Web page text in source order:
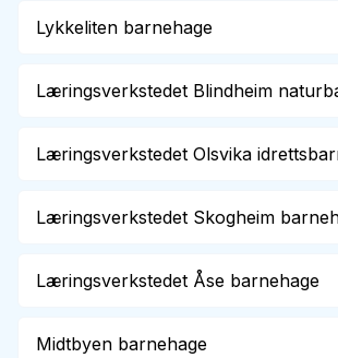
Lykkeliten barnehage
Læringsverkstedet Blindheim
Læringsverkstedet Olsvika
Læringsverkstedet Skogheim
Læringsverkstedet Åse barnehage
Midtbyen barnehage